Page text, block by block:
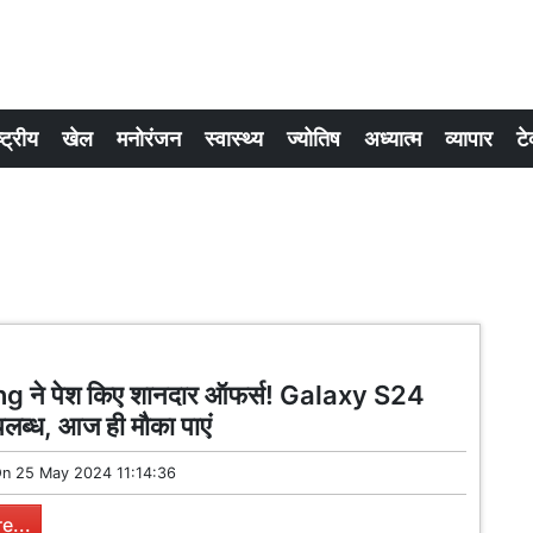
खेल मनोरंजन स्वास्थ्य ज्योतिष अध्यात्म व्यापार
ने पेश किए शानदार ऑफर्स! Galaxy S24
आज ही मौका पाएं
25 May 2024 11:14:36